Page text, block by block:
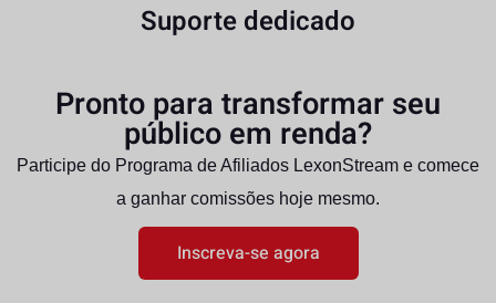
Suporte dedicado
Pronto para transformar seu
público em renda?
Participe do Programa de Afiliados LexonStream e comece
a ganhar comissões hoje mesmo.
Inscreva-se agora